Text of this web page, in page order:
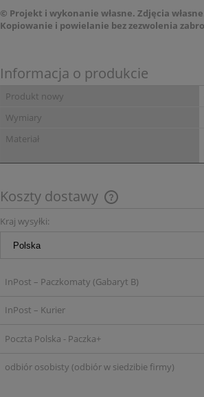
© Projekt i wykonanie własne. Zdjęcia
Kopiowanie i powielanie bez zezwolenia
Informacja o produkcie
Produkt nowy
Wymiary
Materiał
Koszty dostawy
Kraj wysyłki:
InPost – Paczkomaty (Gabaryt B)
InPost – Kurier
Poczta Polska - Paczka+
odbiór osobisty (odbiór w siedzibie firmy)